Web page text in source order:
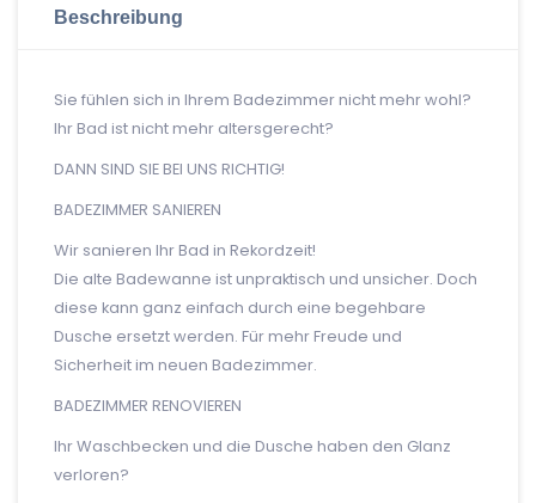
Beschreibung
Sie fühlen sich in Ihrem Badezimmer nicht mehr wohl?
Ihr Bad ist nicht mehr altersgerecht?
DANN SIND SIE BEI UNS RICHTIG!
BADEZIMMER SANIEREN
Wir sanieren Ihr Bad in Rekordzeit!
Die alte Badewanne ist unpraktisch und unsicher. Doch
diese kann ganz einfach durch eine begehbare
Dusche ersetzt werden. Für mehr Freude und
Sicherheit im neuen Badezimmer.
BADEZIMMER RENOVIEREN
Ihr Waschbecken und die Dusche haben den Glanz
verloren?